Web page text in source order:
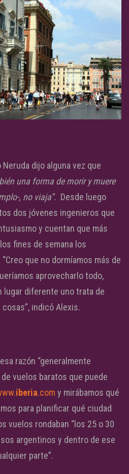
dijo alguna vez que
una forma de morir y muere
, no viaja”. Desde luego
dos jóvenes ingenieros que
y cuentan que más
fines de semana los
que no dormíamos más de
aprovecharlo todo,
lugar diferente uno trata de
indicó Alexis.
razón “generalmente
vuelos baratos que puede
iberia.com y mirábamos qué
para planificar qué ciudad
vuelos rondaban “los 25 o 30
argentinos y dentro de ese
parte”.